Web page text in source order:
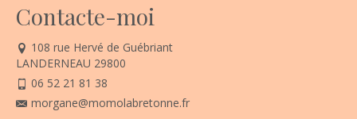
Contacte-moi
108 rue Hervé de Guébriant
LANDERNEAU 29800
06 52 21 81 38
morgane@momolabretonne.fr